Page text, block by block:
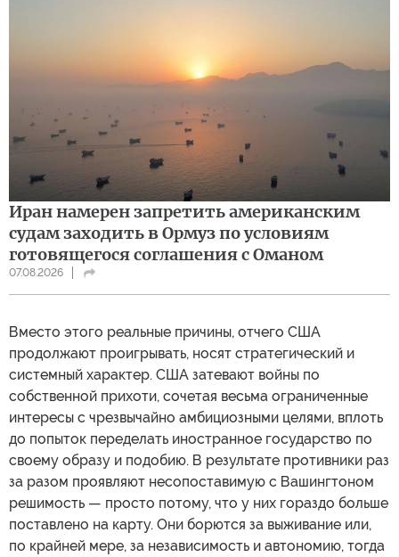
Иран намерен запретить американским
судам заходить в Ормуз по условиям
готовящегося соглашения с Оманом
07.08.2026
Вместо этого реальные причины, отчего США
продолжают проигрывать, носят стратегический и
системный характер. США затевают войны по
собственной прихоти, сочетая весьма ограниченные
интересы с чрезвычайно амбициозными целями, вплоть
до попыток переделать иностранное государство по
своему образу и подобию. В результате противники раз
за разом проявляют несопоставимую с Вашингтоном
решимость — просто потому, что у них гораздо больше
поставлено на карту. Они борются за выживание или,
по крайней мере, за независимость и автономию, тогда